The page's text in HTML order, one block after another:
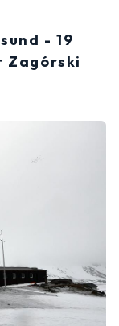
- 19
Zagórski